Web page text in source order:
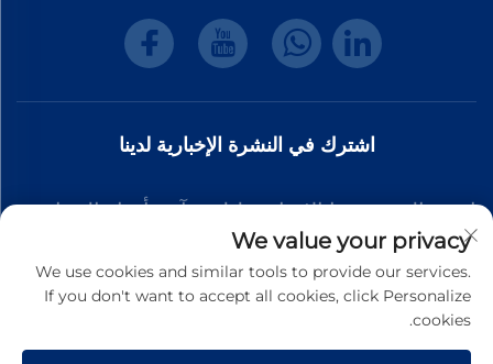
اشترك في النشرة الإخبارية لدينا
انضم إلى نشرتنا الإخبارية لتلقي آخر أخبار الصناعة،
والتحديثات، والرؤى من فريقنا.
We value your privacy
We use cookies and similar tools to provide our services.
If you don't want to accept all cookies, click Personalize
cookies.